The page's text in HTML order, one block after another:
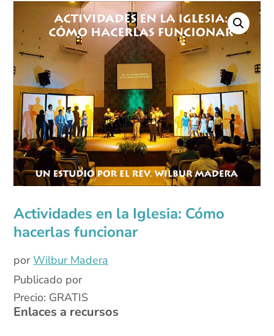
Actividades en la Iglesia: Cómo
hacerlas funcionar
porWilbur Madera
Publicado por
Precio: GRATIS
Enlaces a recursos